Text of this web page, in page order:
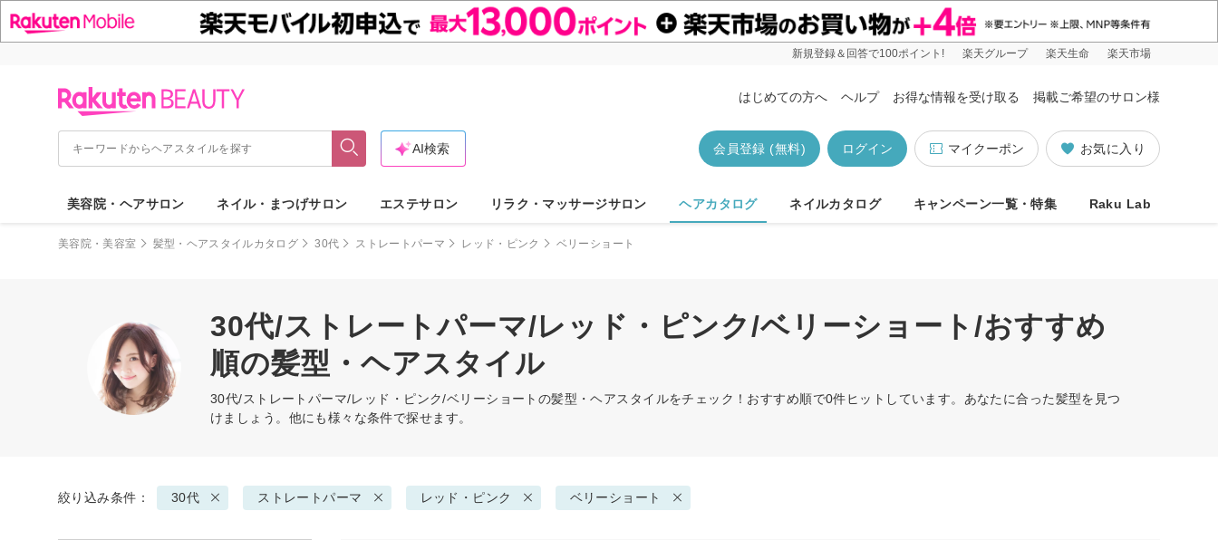
新規登録＆回答で100ポイント! 楽天グループ 楽天生命 楽天市場
はじめての方へ ヘルプ お得な情報を受け取る 掲載ご希望のサロン様
お気に入り
マイクーポン
ログイン
会員登録 (無料)
AI検索
美容院・ヘアサロン ネイル・まつげサロン エステサロン リラク・マッサージサロン ヘアカタログ ネイルカタログ キャンペーン一覧・特集 Raku Lab
美容院・美容室 髪型・ヘアスタイルカタログ 30代 ストレートパーマ レッド・ピンク ベリーショート
30代/ストレートパーマ/レッド・ピンク/ベリーショート/おすすめ
順の髪型・ヘアスタイル
30代/ストレートパーマ/レッド・ピンク/ベリーショートの髪型・ヘアスタイルをチェック！おすすめ順で0件ヒットしています。あなたに合った髪型を見つ
けましょう。他にも様々な条件で探せます。
絞り込み条件： 30代 ストレートパーマ レッド・ピンク ベリーショート